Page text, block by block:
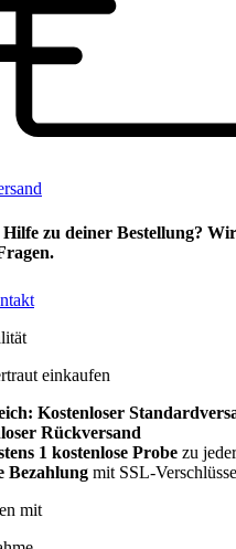
zu deiner Bestellung?
einkaufen
Kostenloser
Rückversand
1 kostenlose Probe zu
Bezahlung mit SSL-
mit